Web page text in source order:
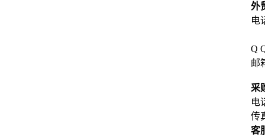
外
电
Q
邮
采
电
传
客